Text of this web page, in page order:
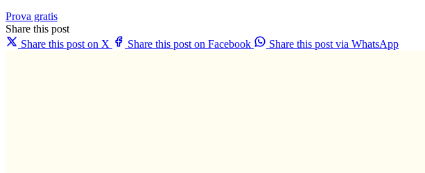
Prova gratis
Share this post
Share this post on X
Share this post on Facebook Share this post via WhatsApp